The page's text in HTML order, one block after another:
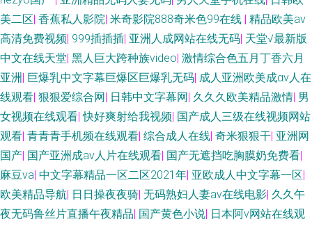
美二区| 香蕉私人影院| 米奇影院888奇米色99在线 | 精品欧美аv
高清免费视频| 999插插插| 亚洲人成网站在线无码| 天堂√最新版
中文在线天堂| 黑人巨大跨种族video| 激情综合色五月丁香六月
亚洲 | 巨爆乳中文字幕巨爆区巨爆乳无码| 成人亚洲欧美成αⅴ人在
线观看| 狠狠爱综合网| 日韩中文字幕网| 久久久欧美精品激情| 男
女视频在线观看|快好爽射给我视频| 国产成人三级在线视频网站
观看| 青青青手机频在线观看| 综合成人在线| 奇米狠狠干| 亚洲网
国产| 国产亚洲成av人片在线观看| 国产无遮挡吃胸膜奶免费看|
麻豆va| 中文字幕精品一区二区2021年| 亚欧成人中文字幕一区|
欧美精品导航| 日日操夜夜骑| 无码熟妇人妻av在线电影| 久久午
夜无码鲁丝片直播午夜精品| 国产黄色小说| 日本阿v网站在线观